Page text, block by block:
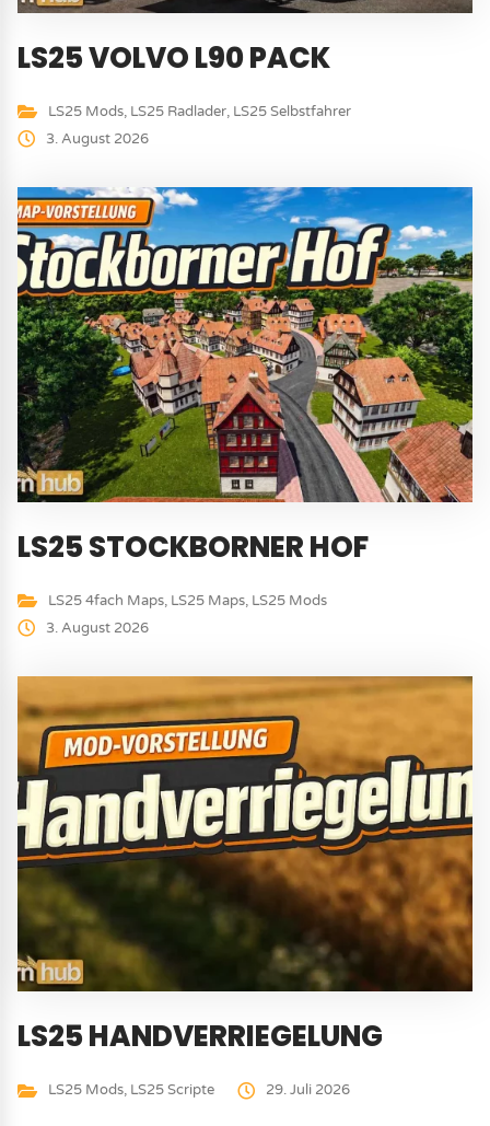
LS25 VOLVO L90 PACK
LS25 Mods, LS25 Radlader, LS25 Selbstfahrer
3. August 2026
LS25 STOCKBORNER HOF
LS25 4fach Maps, LS25 Maps, LS25 Mods
3. August 2026
LS25 HANDVERRIEGELUNG
LS25 Mods, LS25 Scripte 29. Juli 2026